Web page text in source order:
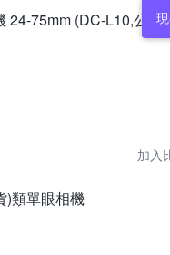
24-75mm (DC-L10,公司
加入
)類單眼相機